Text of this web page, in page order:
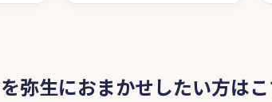
弥生におまかせしたい方は